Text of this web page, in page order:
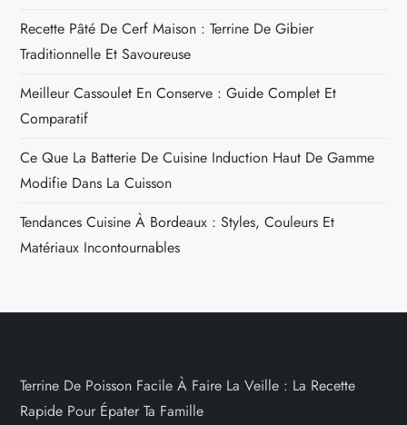
Recette Pâté De Cerf Maison : Terrine De Gibier
Traditionnelle Et Savoureuse
Meilleur Cassoulet En Conserve : Guide Complet Et
Comparatif
Ce Que La Batterie De Cuisine Induction Haut De Gamme
Modifie Dans La Cuisson
Tendances Cuisine À Bordeaux : Styles, Couleurs Et
Matériaux Incontournables
Terrine De Poisson Facile À Faire La Veille : La Recette
Rapide Pour Épater Ta Famille